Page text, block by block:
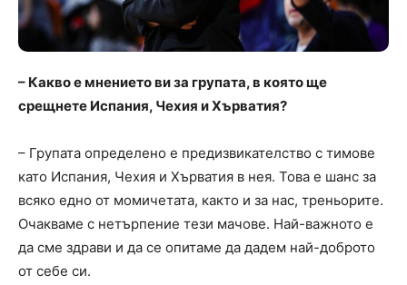
– Какво е мнението ви за групата, в която ще
срещнете Испания, Чехия и Хърватия?
– Групата определено е предизвикателство с тимове
като Испания, Чехия и Хърватия в нея. Това е шанс за
всяко едно от момичетата, както и за нас, треньорите.
Очакваме с нетърпение тези мачове. Най-важното е
да сме здрави и да се опитаме да дадем най-доброто
от себе си.